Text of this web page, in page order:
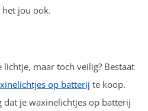
jou ook.
maar toch veilig? Bestaat
op batterij te koop.
dat je waxinelichtjes op batterij